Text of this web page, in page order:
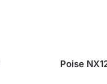
Poise